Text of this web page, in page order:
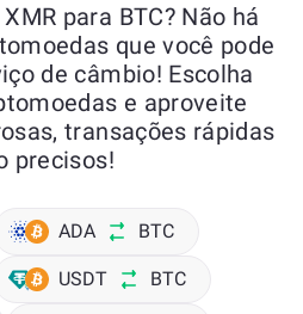
para BTC? Não há
que você pode
de câmbio! Escolha
e aproveite
transações rápidas
precisos!
ADA BTC
USDT BTC